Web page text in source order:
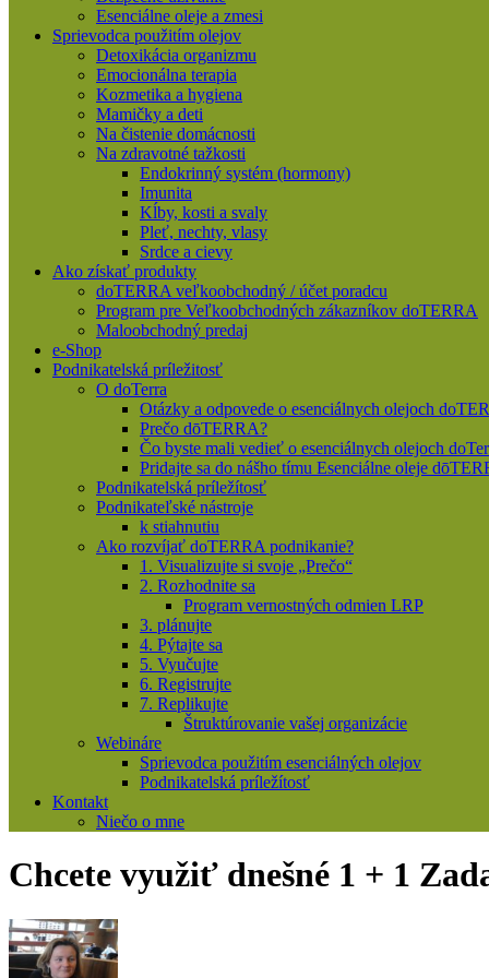
Esenciálne oleje a zmesi
Sprievodca použitím olejov
Detoxikácia organizmu
Emocionálna terapia
Kozmetika a hygiena
Mamičky a deti
Na čistenie domácnosti
Na zdravotné tažkosti
Endokrinný systém (hormony)
Imunita
Kĺby, kosti a svaly
Pleť, nechty, vlasy
Srdce a cievy
Ako získať produkty
doTERRA veľkoobchodný / účet poradcu
Program pre Veľkoobchodných zákazníkov doTERRA
Maloobchodný predaj
e-Shop
Podnikatelská príležitosť
O doTerra
Otázky a odpovede o esenciálnych olejoch
Prečo dōTERRA?
Čo byste mali vedieť o esenciálnych olejoch
Pridajte sa do nášho tímu Esenciálne oleje
Podnikatelská príležítosť
Podnikateľské nástroje
k stiahnutiu
Ako rozvíjať doTERRA podnikanie?
1. Visualizujte si svoje „Prečo“
2. Rozhodnite sa
Program vernostných odmien LRP
3. plánujte
4. Pýtajte sa
5. Vyučujte
6. Registrujte
7. Replikujte
Štruktúrovanie vašej organizácie
Webináre
Sprievodca použitím esenciálných olejov
Podnikatelská príležítosť
Kontakt
Niečo o mne
Chcete využiť dnešné 1 + 1